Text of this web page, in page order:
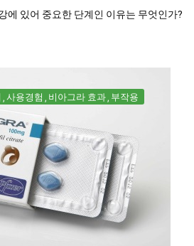
에 있어 중요한 단계인 이유는 무엇인가?
사용경험 비아그라 효과 부작용